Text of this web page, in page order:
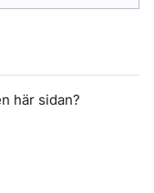
här sidan?